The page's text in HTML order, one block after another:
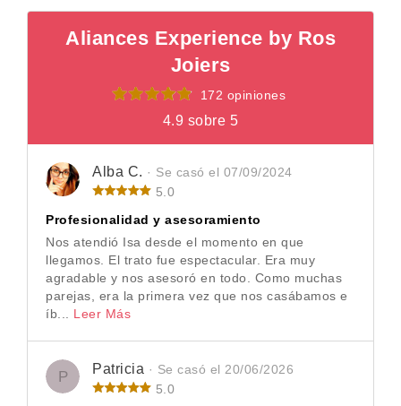
Aliances Experience by Ros
Joiers
172 opiniones
4.9 sobre 5
Alba C. · Se casó el 07/09/2024
5.0
Profesionalidad y asesoramiento
Nos atendió Isa desde el momento en que
llegamos. El trato fue espectacular. Era muy
agradable y nos asesoró en todo. Como muchas
parejas, era la primera vez que nos casábamos e
íb... Leer Más
P Patricia · Se casó el 20/06/2026
5.0